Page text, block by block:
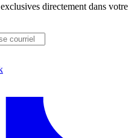
directement dans votre